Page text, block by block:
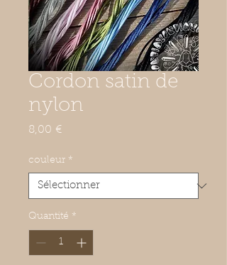
Cordon satin de
nylon
8,00 €Prix
couleur *
Quantité *